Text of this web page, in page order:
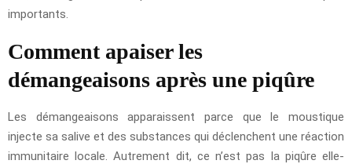
importants.
Comment apaiser les
démangeaisons après une piqûre
Les démangeaisons apparaissent parce que le moustique
injecte sa salive et des substances qui déclenchent une réaction
immunitaire locale. Autrement dit, ce n’est pas la piqûre elle-